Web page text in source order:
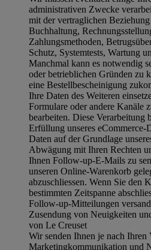
administrativen Zwecke
mit der vertraglichen
Buchhaltung,
Zahlungsmethoden,
Schutz, Systemtests, Wartung
Manchmal kann es notwendig
oder betrieblichen Gründen zu
eine Bestellbescheinigung
Ihre Daten des Weiteren
Formulare oder andere Kanäle
bearbeiten. Diese Verarbeitung
Erfüllung unseres eCommerce-
Daten auf der Grundlage
Abwägung mit Ihren Rechten
Ihnen Follow-up-E-Mails zu
unseren Online-Warenkorb
abzuschliessen. Wenn Sie den
bestimmten Zeitspanne
Follow-up-Mitteilungen
Zusendung von Neuigkeiten
von Le Creuset
Wir senden Ihnen je nach Ihren
Marketingkommunikation und